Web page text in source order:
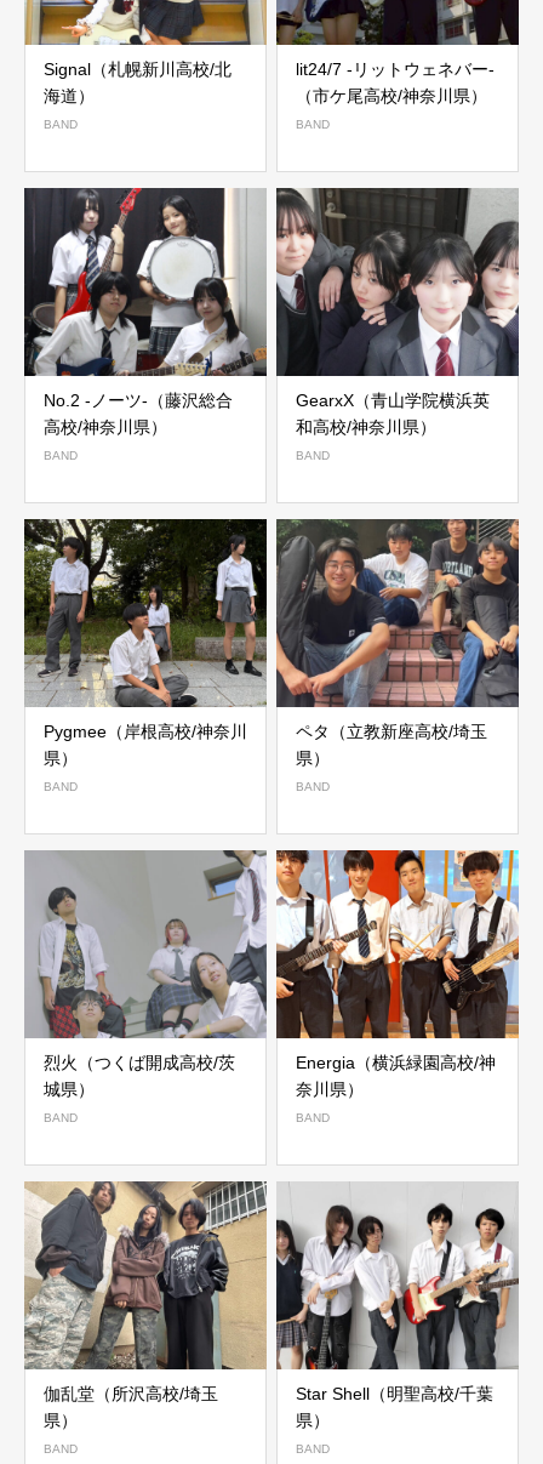
Signal（札幌新川高校/北
海道）
BAND
lit24/7 -リットウェネバー-
（市ケ尾高校/神奈川県）
BAND
No.2 -ノーツ-（藤沢総合
高校/神奈川県）
BAND
GearxX（青山学院横浜英
和高校/神奈川県）
BAND
Pygmee（岸根高校/神奈川
県）
BAND
ペタ（立教新座高校/埼玉
県）
BAND
烈火（つくば開成高校/茨
城県）
BAND
Energia（横浜緑園高校/神
奈川県）
BAND
伽乱堂（所沢高校/埼玉
県）
BAND
Star Shell（明聖高校/千葉
県）
BAND